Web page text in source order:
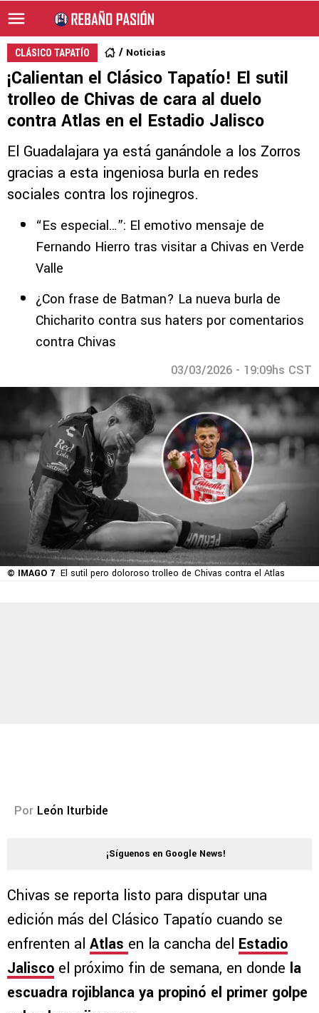
CLÁSICO TAPATÍO Noticias
¡Calientan el Clásico Tapatío! El sutil
trolleo de Chivas de cara al duelo
contra Atlas en el Estadio Jalisco
El Guadalajara ya está ganándole a los Zorros
gracias a esta ingeniosa burla en redes
sociales contra los rojinegros.
“Es especial…”: El emotivo mensaje de
Fernando Hierro tras visitar a Chivas en Verde
Valle
¿Con frase de Batman? La nueva burla de
Chicharito contra sus haters por comentarios
contra Chivas
03/03/2026 - 19:09hs CST
© IMAGO 7 El sutil pero doloroso trolleo de Chivas contra el Atlas
Por León Iturbide
¡Síguenos en Google News!
Chivas se reporta listo para disputar una
edición más del Clásico Tapatío cuando se
enfrenten al Atlas en la cancha del Estadio
Jalisco el próximo fin de semana, en donde la
escuadra rojiblanca ya propinó el primer golpe